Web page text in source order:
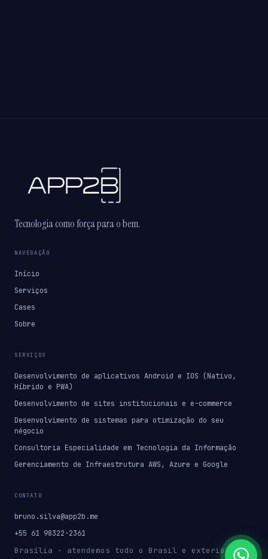
Tecnologia como força para o bem.
NAVEGAÇÃO
Início
Serviços
Cases
Sobre
SERVIÇOS
Desenvolvimento de aplicativos Android e IOS (Nativo,
Híbrido e PWA)
Desenvolvimento de sites institucionais e e-commerce
Desenvolvimento de sistemas para otimização do seu
négocio
Consultoria Especialidade em Tecnologia da Informação
Gerenciamento de Infraestrutura AWS, Azure e Google
CONTATO
bruno.silva@app2b.me
+55 61 98322-2361
Brasília · atendemos todo o Brasil e exterior